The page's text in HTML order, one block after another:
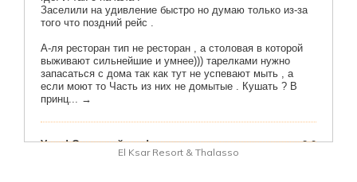
El Ksar Resort & Thalasso